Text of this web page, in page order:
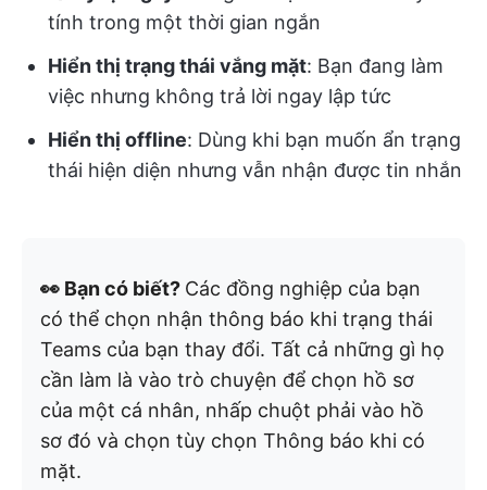
tính trong một thời gian ngắn
Hiển thị trạng thái vắng mặt: Bạn đang làm
việc nhưng không trả lời ngay lập tức
Hiển thị offline: Dùng khi bạn muốn ẩn trạng
thái hiện diện nhưng vẫn nhận được tin nhắn
👀 Bạn có biết? Các đồng nghiệp của bạn
có thể chọn nhận thông báo khi trạng thái
Teams của bạn thay đổi. Tất cả những gì họ
cần làm là vào trò chuyện để chọn hồ sơ
của một cá nhân, nhấp chuột phải vào hồ
sơ đó và chọn tùy chọn Thông báo khi có
mặt.